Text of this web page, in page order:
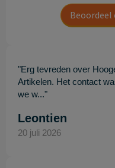
Beoordeel
"Erg tevreden over
Artikelen. Het contact
we w..."
Leontien
20 juli 2026